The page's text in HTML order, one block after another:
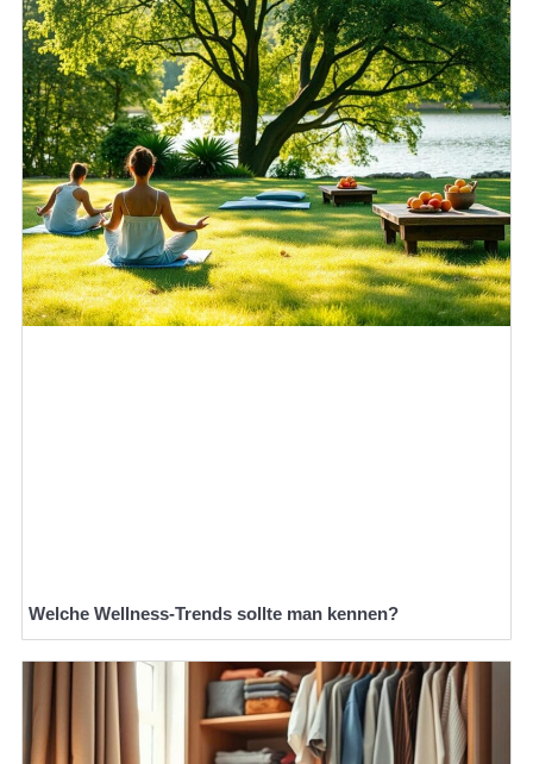
Welche Wellness-Trends sollte man kennen?